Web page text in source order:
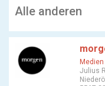
Alle anderen
Julius